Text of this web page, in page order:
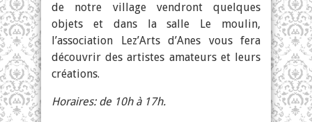
de notre village vendront quelques
objets et dans la salle Le moulin,
l’association Lez’Arts d’Anes vous fera
découvrir des artistes amateurs et leurs
créations.
Horaires: de 10h à 17h.